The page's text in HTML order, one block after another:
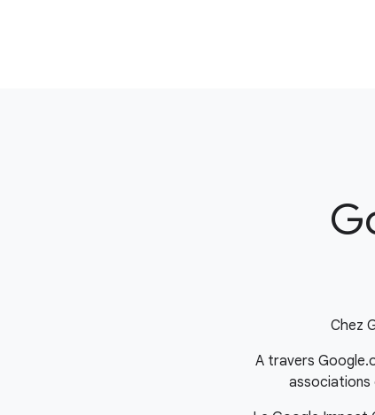
Chez
A travers
associations